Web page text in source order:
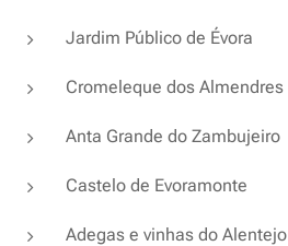
Jardim Público de Évora
Cromeleque dos Almendres
Anta Grande do Zambujeiro
Castelo de Evoramonte
Adegas e vinhas do Alentejo